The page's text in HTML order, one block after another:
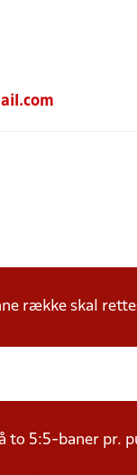
række skal
to 5:5-baner pr.